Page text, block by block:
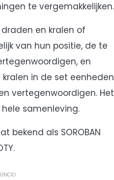
te vergemakkelijken.
en kralen of
van hun positie, de te
en
in de set eenheden
vertegenwoordigen. Het
samenleving.
bekend als SOROBAN